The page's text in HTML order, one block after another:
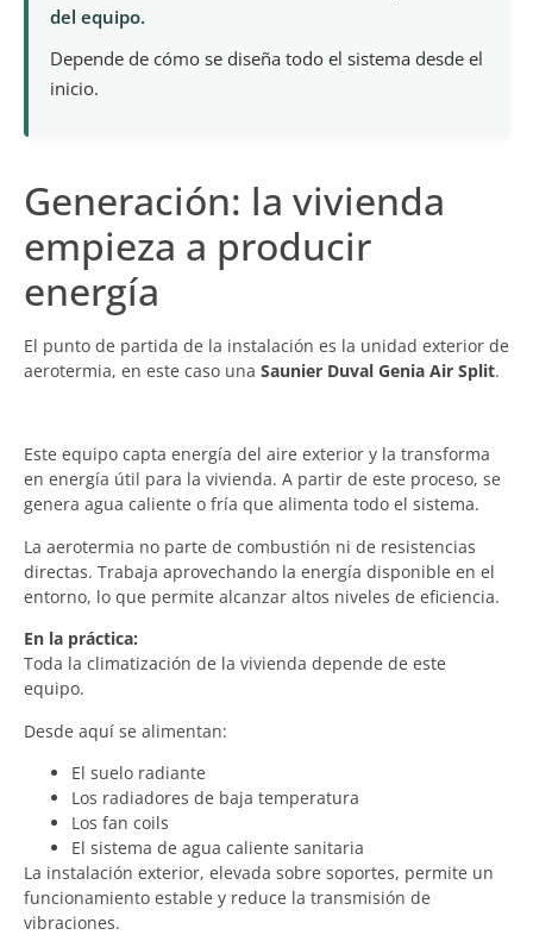
del equipo.
Depende de cómo se diseña todo el sistema desde el
inicio.
Generación: la vivienda
empieza a producir
energía
El punto de partida de la instalación es la unidad exterior de
aerotermia, en este caso una Saunier Duval Genia Air Split.
Este equipo capta energía del aire exterior y la transforma
en energía útil para la vivienda. A partir de este proceso, se
genera agua caliente o fría que alimenta todo el sistema.
La aerotermia no parte de combustión ni de resistencias
directas. Trabaja aprovechando la energía disponible en el
entorno, lo que permite alcanzar altos niveles de eficiencia.
En la práctica:
Toda la climatización de la vivienda depende de este
equipo.
Desde aquí se alimentan:
El suelo radiante
Los radiadores de baja temperatura
Los fan coils
El sistema de agua caliente sanitaria
La instalación exterior, elevada sobre soportes, permite un
funcionamiento estable y reduce la transmisión de
vibraciones.